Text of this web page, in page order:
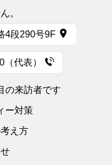
。
4段290号9F
代表）
の来訪者です
ー対策
え方